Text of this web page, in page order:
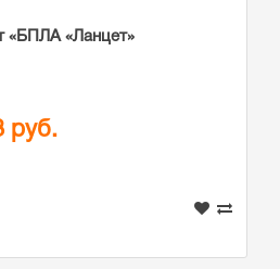
«БПЛА «Ланцет»
руб.